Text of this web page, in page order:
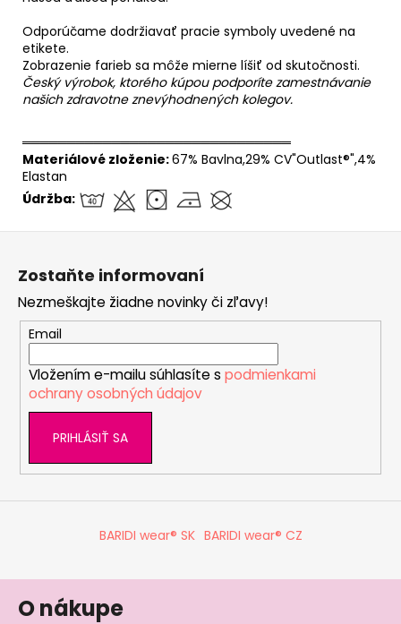
Odporúčame dodržiavať pracie symboly uvedené na
etikete.
Zobrazenie farieb sa môže mierne líšiť od skutočnosti.
Český výrobok, ktorého kúpou podporíte zamestnávanie
našich zdravotne znevýhodnených kolegov.
══════════════════════════════
Materiálové zloženie:67% Bavlna,29% CV"Outlast®",4%
Elastan
Údržba:
Zostaňte informovaní
Nezmeškajte žiadne novinky či zľavy!
Email
Vložením e-mailu súhlasíte s podmienkami
ochrany osobných údajov
PRIHLÁSIŤ SA
BARIDI wear® SK BARIDI wear® CZ
O nákupe